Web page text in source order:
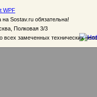
WPF
Sostav.ru обязательна!
Полковая 3/3
всех замеченных технических